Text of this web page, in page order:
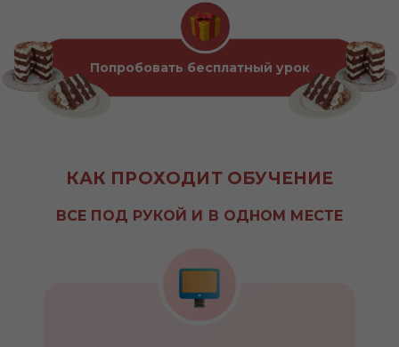
Попробовать бесплатный урок
КАК ПРОХОДИТ ОБУЧЕНИЕ
ВСЕ ПОД РУКОЙ И В ОДНОМ МЕСТЕ